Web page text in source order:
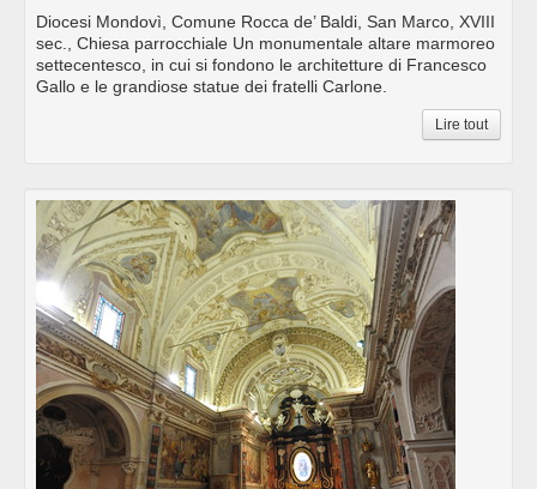
Diocesi Mondovì, Comune Rocca de’ Baldi, San Marco, XVIII
sec., Chiesa parrocchiale Un monumentale altare marmoreo
settecentesco, in cui si fondono le architetture di Francesco
Gallo e le grandiose statue dei fratelli Carlone.
Lire tout